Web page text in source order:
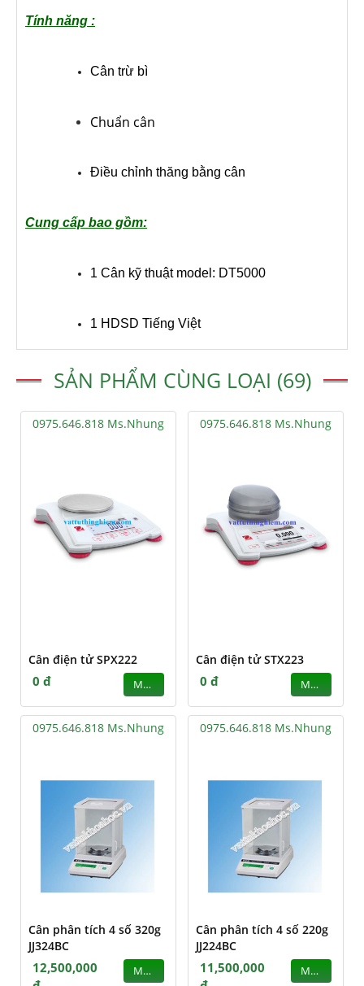
Tính năng :
Cân trừ bì
Chuẩn cân
Điều chỉnh thăng bằng cân
Cung cấp bao gồm:
1 Cân kỹ thuật model: DT5000
1 HDSD Tiếng Việt
SẢN PHẨM CÙNG LOẠI (69)
0975.646.818 Ms.Nhung
Cân điện tử SPX222
0 đ MUA
0975.646.818 Ms.Nhung
Cân điện tử STX223
0 đ MUA
0975.646.818 Ms.Nhung
Cân phân tích 4 số 320g
JJ324BC
12,500,000
MUA
0975.646.818 Ms.Nhung
Cân phân tích 4 số 220g
JJ224BC
11,500,000
MUA